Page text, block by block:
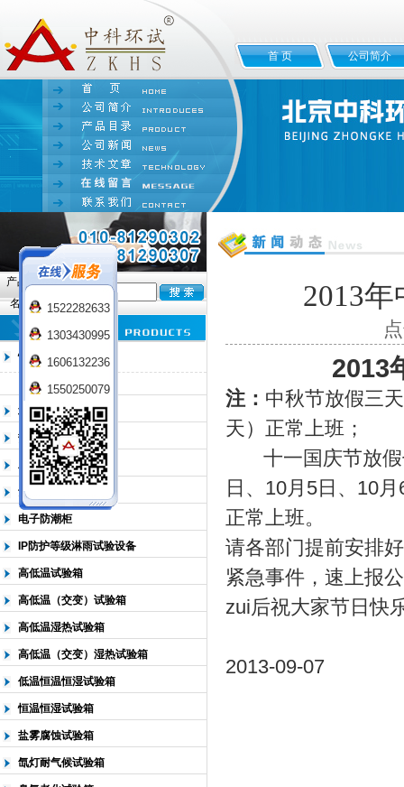
北京中科环试仪器有限公司
首 页 公司简介
产品
名:
恒温培养箱系列
电热恒温培养箱
北京淋雨试验箱
热空气老化试验箱
二氧化硫气体试验箱
紫外光老化试验箱
电子防潮柜
IP防护等级淋雨试验设备
高低温试验箱
高低温（交变）试验箱
高低温湿热试验箱
高低温（交变）湿热试验箱
低温恒温恒湿试验箱
恒温恒湿试验箱
盐雾腐蚀试验箱
氙灯耐气候试验箱
2013
2013
注： 中秋节放假三
天）正常上班；
十一国庆节放假
日、10月5日、10
正常上班。
请各部门提前安排
紧急事件，速上报
zui后祝大家节日快
2013-09-07
1522282633
1303430995
1606132236
1550250079